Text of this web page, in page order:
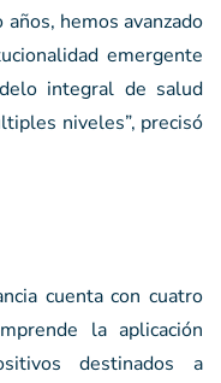
hemos avanzado
emergente
integral de salud
niveles”, precisó
cuenta con cuatro
la aplicación
destinados a